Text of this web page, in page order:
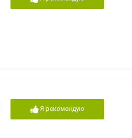
Я рекомендую